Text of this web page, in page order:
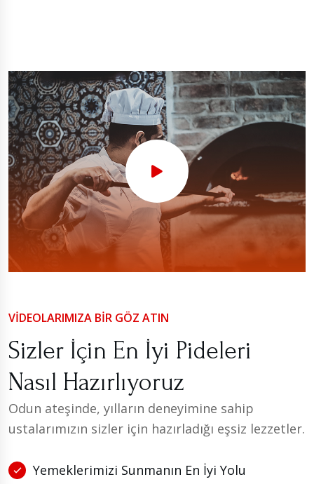
VIDEOLARIMIZA BIR GÖZ ATIN
Sizler İçin En İyi Pideleri
Nasıl Hazırlıyoruz
Odun ateşinde, yılların deneyimine sahip
ustalarımızın sizler için hazırladığı eşsiz lezzetler.
Yemeklerimizi Sunmanın En İyi Yolu